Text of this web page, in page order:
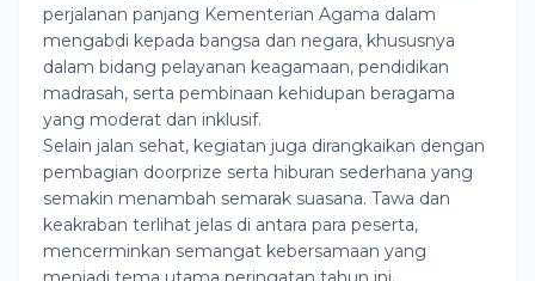
perjalanan panjang Kementerian Agama dalam
mengabdi kepada bangsa dan negara, khususnya
dalam bidang pelayanan keagamaan, pendidikan
madrasah, serta pembinaan kehidupan beragama
yang moderat dan inklusif.
Selain jalan sehat, kegiatan juga dirangkaikan dengan
pembagian doorprize serta hiburan sederhana yang
semakin menambah semarak suasana. Tawa dan
keakraban terlihat jelas di antara para peserta,
mencerminkan semangat kebersamaan yang